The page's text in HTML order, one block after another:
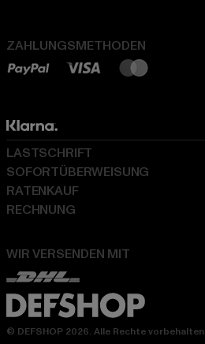
ZAHLUNGSMETHODEN
WIR VERSENDEN MIT
LASTSCHRIFT
SOFORTÜBERWEISUNG
RATENKAUF
RECHNUNG
© DEFSHOP 2026. Alle Rechte vorbehalten